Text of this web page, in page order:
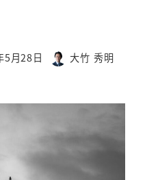
5月28日
著
大竹 秀明